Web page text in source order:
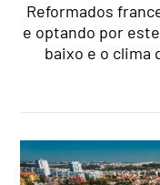
Reformados
e optando por
baixo e o clima